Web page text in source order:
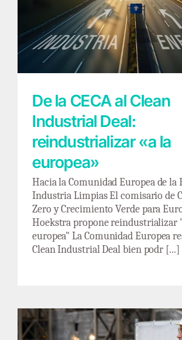
De la CECA al Clean
reindustrializar «a la
De la CECA al Clean
Industrial Deal:
reindustrializar «a la
europea»
Hacia la Comunidad Europea de la
Industria Limpias El comisario de
Zero y Crecimiento Verde para
Hoekstra propone reindustrializar
europea" La Comunidad Europea
Clean Industrial Deal bien podr [...]